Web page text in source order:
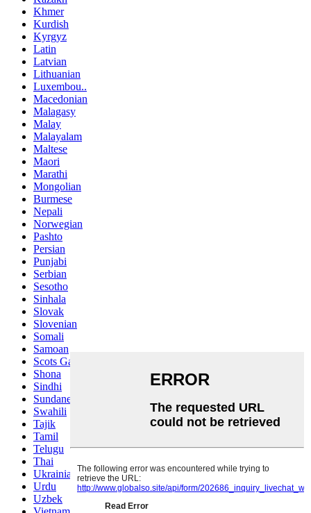
Khmer
Kurdish
Kyrgyz
Latin
Latvian
Lithuanian
Luxembou..
Macedonian
Malagasy
Malay
Malayalam
Maltese
Maori
Marathi
Mongolian
Burmese
Nepali
Norwegian
Pashto
Persian
Punjabi
Serbian
Sesotho
Sinhala
Slovak
Slovenian
Somali
Samoan
Scots Gaelic
Shona
Sindhi
Sundanese
Swahili
Tajik
Tamil
Telugu
Thai
Ukrainian
Urdu
Uzbek